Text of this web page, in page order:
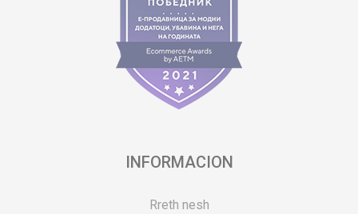
INFORMACION
Rreth nesh